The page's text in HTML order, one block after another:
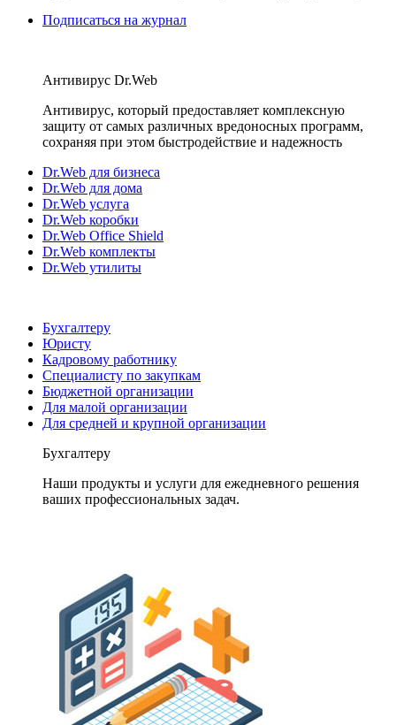
Подписаться на журнал
Антивирус Dr.Web
Антивирус, который предоставляет комплексную
защиту от самых различных вредоносных программ,
сохраняя при этом быстродействие и надежность
Dr.Web для бизнеса
Dr.Web для дома
Dr.Web услуга
Dr.Web коробки
Dr.Web Office Shield
Dr.Web комплекты
Dr.Web утилиты
Бухгалтеру
Юристу
Кадровому работнику
Специалисту по закупкам
Бюджетной организации
Для малой организации
Для средней и крупной организации
Бухгалтеру
Наши продукты и услуги для ежедневного решения
ваших профессиональных задач.